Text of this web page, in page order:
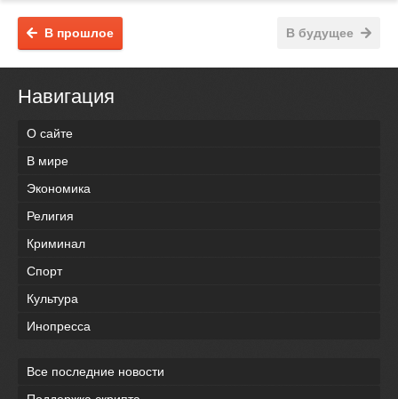
В будущее
В прошлое
Навигация
О сайте
В мире
Экономика
Религия
Криминал
Спорт
Культура
Инопресса
Все последние новости